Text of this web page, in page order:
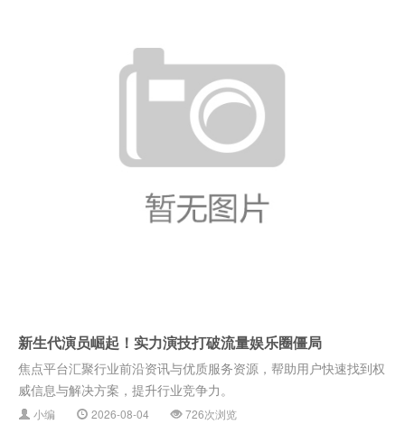
新生代演员崛起！实力演技打破流量娱乐圈僵局
焦点平台汇聚行业前沿资讯与优质服务资源，帮助用户快速找到权
威信息与解决方案，提升行业竞争力。
小编 2026-08-04 726次浏览